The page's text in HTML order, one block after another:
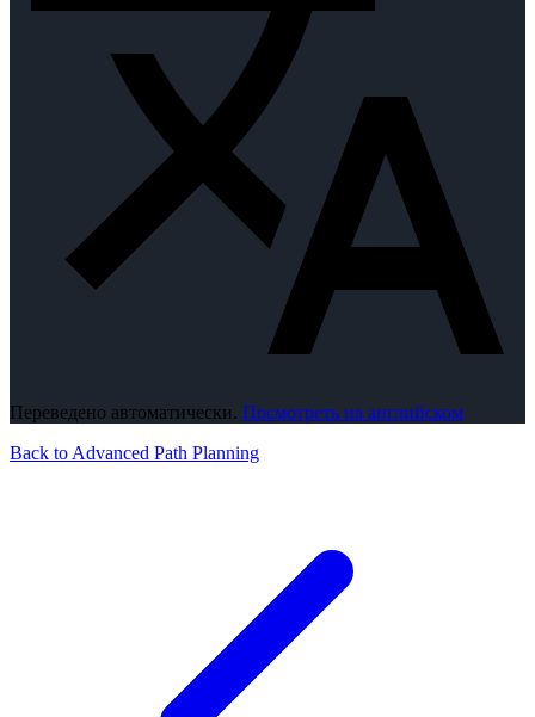
Переведено автоматически. Посмотреть на английском
Back to Advanced Path Planning